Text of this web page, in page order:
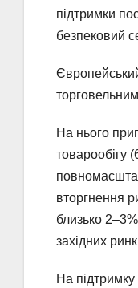
підтримки
безпековий
На нього
товарообігу
вторгнення
близько 2–3%
західних
На